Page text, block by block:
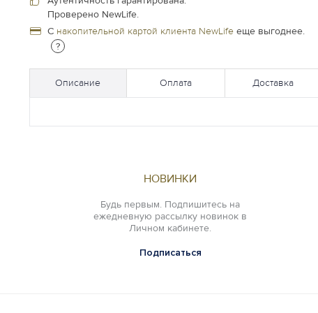
Проверено NewLife.
С накопительной картой клиента NewLife еще выгоднее.
?
Описание Оплата Доставка
НОВИНКИ
Будь первым. Подпишитесь на
ежедневную рассылку новинок в
Личном кабинете.
Подписаться